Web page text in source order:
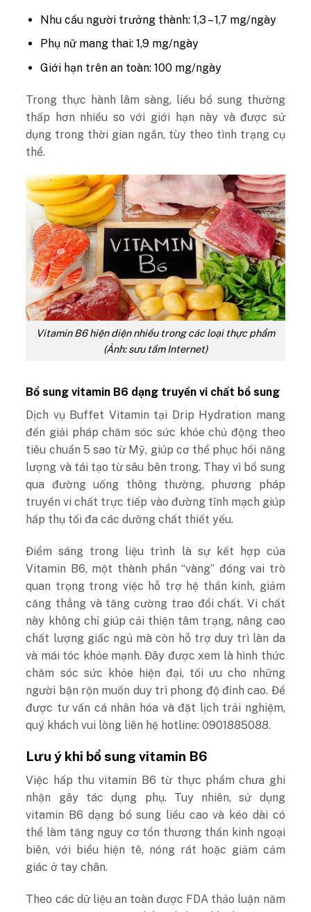
Nhu cầu người trưởng thành: 1,3 – 1,7 mg/ngày
Phụ nữ mang thai: 1,9 mg/ngày
Giới hạn trên an toàn: 100 mg/ngày
Trong thực hành lâm sàng, liều bổ sung thường
thấp hơn nhiều so với giới hạn này và được sử
dụng trong thời gian ngắn, tùy theo tình trạng cụ
thể.
Vitamin B6 hiện diện nhiều trong các loại thực phẩm
(Ảnh: sưu tầm Internet)
Bổ sung vitamin B6 dạng truyền vi chất bổ sung
Dịch vụ Buffet Vitamin tại Drip Hydration mang
đến giải pháp chăm sóc sức khỏe chủ động theo
tiêu chuẩn 5 sao từ Mỹ, giúp cơ thể phục hồi năng
lượng và tái tạo từ sâu bên trong. Thay vì bổ sung
qua đường uống thông thường, phương pháp
truyền vi chất trực tiếp vào đường tĩnh mạch giúp
hấp thụ tối đa các dưỡng chất thiết yếu.
Điểm sáng trong liệu trình là sự kết hợp của
Vitamin B6, một thành phần “vàng” đóng vai trò
quan trọng trong việc hỗ trợ hệ thần kinh, giảm
căng thẳng và tăng cường trao đổi chất. Vi chất
này không chỉ giúp cải thiện tâm trạng, nâng cao
chất lượng giấc ngủ mà còn hỗ trợ duy trì làn da
và mái tóc khỏe mạnh. Đây được xem là hình thức
chăm sóc sức khỏe hiện đại, tối ưu cho những
người bận rộn muốn duy trì phong độ đỉnh cao. Để
được tư vấn cá nhân hóa và đặt lịch trải nghiệm,
quý khách vui lòng liên hệ hotline: 0901885088.
Lưu ý khi bổ sung vitamin B6
Việc hấp thu vitamin B6 từ thực phẩm chưa ghi
nhận gây tác dụng phụ. Tuy nhiên, sử dụng
vitamin B6 dạng bổ sung liều cao và kéo dài có
thể làm tăng nguy cơ tổn thương thần kinh ngoại
biên, với biểu hiện tê, nóng rát hoặc giảm cảm
giác ở tay chân.
Theo các dữ liệu an toàn được FDA thảo luận năm